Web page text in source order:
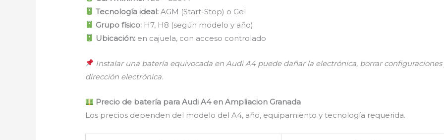
Tecnología ideal: AGM (Start-Stop) o Gel
Grupo físico: H7, H8 (según modelo y año)
Ubicación: en cajuela, con acceso controlado
Instalar una batería equivocada en Audi A4 puede dañar la electrónica, borrar
dirección electrónica.
Precio de batería para Audi A4 en Ampliacion Granada
Los precios dependen del modelo del A4, año, equipamiento y tecnología requerida.